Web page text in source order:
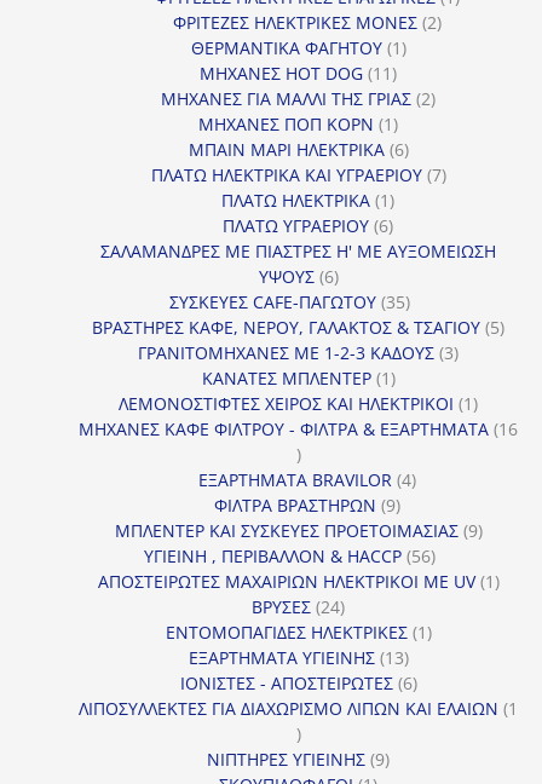
ΦΡΙΤΕΖΕΣ ΗΛΕΚΤΡΙΚΕΣ ΜΟΝΕΣ 22
ΘΕΡΜΑΝΤΙΚΑ ΦΑΓΗΤΟΥ 11
ΜΗΧΑΝΕΣ HOT DOG 1111
προϊόντα
ΜΗΧΑΝΕΣ ΓΙΑ ΜΑΛΛΙ ΤΗΣ ΓΡΙΑΣ 22
ΜΗΧΑΝΕΣ ΠΟΠ ΚΟΡΝ 11
προϊόν
ΜΠΑΙΝ ΜΑΡΙ ΗΛΕΚΤΡΙΚΑ 66
προϊόντα
ΠΛΑΤΩ ΗΛΕΚΤΡΙΚΑ ΚΑΙ ΥΓΡΑΕΡΙΟΥ 77
ΠΛΑΤΩ ΗΛΕΚΤΡΙΚΑ 11
προϊόν
ΠΛΑΤΩ ΥΓΡΑΕΡΙΟΥ 66
προϊόντα
ΣΑΛΑΜΑΝΔΡΕΣ ΜΕ ΠΙΑΣΤΡΕΣ Η' ΜΕ ΑΥΞΟΜΕΙΩΣΗ
ΥΨΟΥΣ 66
προϊόντα
ΣΥΣΚΕΥΕΣ CAFE-ΠΑΓΩΤΟΥ 3535
προϊόντα
ΒΡΑΣΤΗΡΕΣ ΚΑΦΕ, ΝΕΡΟΥ, ΓΑΛΑΚΤΟΣ & ΤΣΑΓΙΟΥ 55
ΓΡΑΝΙΤΟΜΗΧΑΝΕΣ ΜΕ 1-2-3 ΚΑΔΟΥΣ 33
ΚΑΝΑΤΕΣ ΜΠΛΕΝΤΕΡ 11
προϊόν
ΛΕΜΟΝΟΣΤΙΦΤΕΣ ΧΕΙΡΟΣ ΚΑΙ ΗΛΕΚΤΡΙΚΟΙ 11
προϊόν
ΜΗΧΑΝΕΣ ΚΑΦΕ ΦΙΛΤΡΟΥ - ΦΙΛΤΡΑ & ΕΞΑΡΤΗΜΑΤΑ 16
16
προϊόντα
ΕΞΑΡΤΗΜΑΤΑ BRAVILOR 44
ΦΙΛΤΡΑ ΒΡΑΣΤΗΡΩΝ 99
προϊόντα
ΜΠΛΕΝΤΕΡ ΚΑΙ ΣΥΣΚΕΥΕΣ ΠΡΟΕΤΟΙΜΑΣΙΑΣ 99
ΥΓΙΕΙΝΗ , ΠΕΡΙΒΑΛΛΟΝ & HACCP 5656
προϊόντα
ΑΠΟΣΤΕΙΡΩΤΕΣ ΜΑΧΑΙΡΙΩΝ ΗΛΕΚΤΡΙΚΟΙ ΜΕ UV 11
ΒΡΥΣΕΣ 2424
προϊόντα
ΕΝΤΟΜΟΠΑΓΙΔΕΣ ΗΛΕΚΤΡΙΚΕΣ 11
ΕΞΑΡΤΗΜΑΤΑ ΥΓΙΕΙΝΗΣ 1313
προϊόντα
ΙΟΝΙΣΤΕΣ - ΑΠΟΣΤΕΙΡΩΤΕΣ 66
προϊόντα
ΛΙΠΟΣΥΛΛΕΚΤΕΣ ΓΙΑ ΔΙΑΧΩΡΙΣΜΟ ΛΙΠΩΝ ΚΑΙ ΕΛΑΙΩΝ 1
1
προϊόν
ΝΙΠΤΗΡΕΣ ΥΓΙΕΙΝΗΣ 99